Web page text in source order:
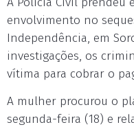
envolvimento no
Independência, em
investigações, os
vítima para cobrar o
A mulher procurou o
segunda-feira (18) e